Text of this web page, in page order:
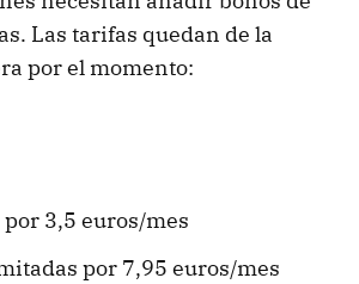
Las tarifas quedan de la
por el momento:
3,5 euros/mes
por 7,95 euros/mes